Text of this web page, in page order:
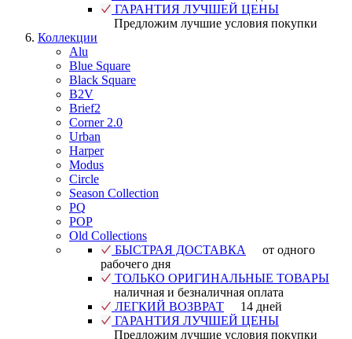
ГАРАНТИЯ ЛУЧШЕЙ ЦЕНЫ
Предложим лучшие условия покупки
Коллекции
Alu
Blue Square
Black Square
B2V
Brief2
Corner 2.0
Urban
Harper
Modus
Circle
Season Collection
PQ
POP
Old Collections
БЫСТРАЯ ДОСТАВКА
от одного
рабочего дня
ТОЛЬКО ОРИГИНАЛЬНЫЕ ТОВАРЫ
наличная и безналичная оплата
ЛЕГКИЙ ВОЗВРАТ
14 дней
ГАРАНТИЯ ЛУЧШЕЙ ЦЕНЫ
Предложим лучшие условия покупки